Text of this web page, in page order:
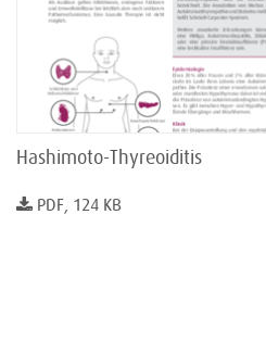
Hashimoto-Thyreoiditis
PDF, 124 KB